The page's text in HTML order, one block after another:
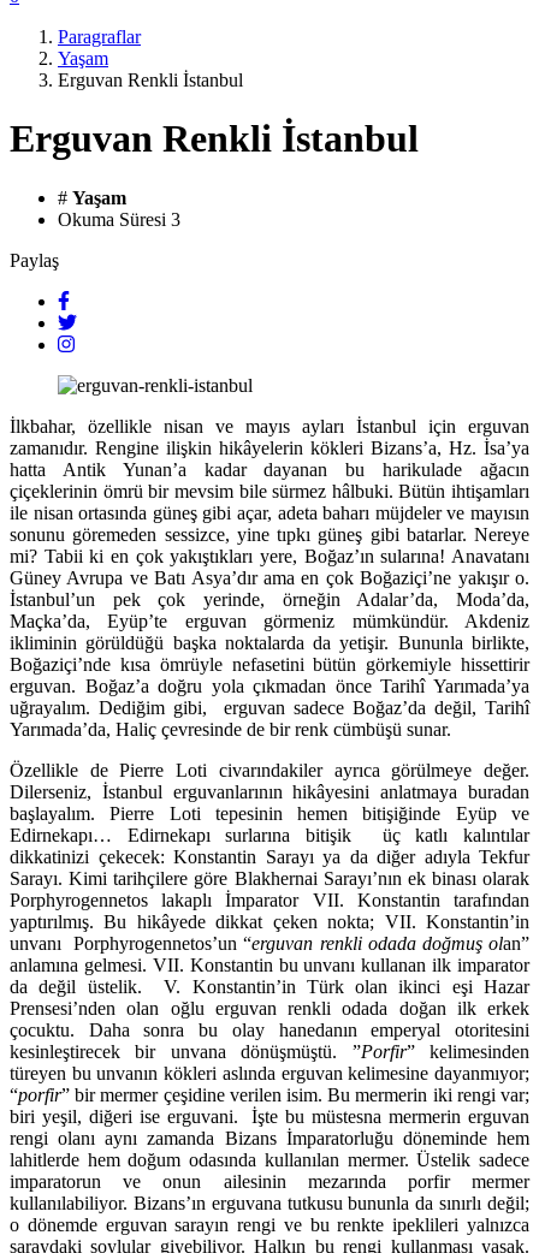
Paragraflar
Yaşam
Erguvan Renkli İstanbul
Erguvan Renkli İstanbul
# Yaşam
Okuma Süresi 3
Paylaş
İlkbahar, özellikle nisan ve mayıs ayları İstanbul için erguvan
zamanıdır. Rengine ilişkin hikâyelerin kökleri Bizans’a, Hz. İsa’ya
hatta Antik Yunan’a kadar dayanan bu harikulade ağacın
çiçeklerinin ömrü bir mevsim bile sürmez hâlbuki. Bütün ihtişamları
ile nisan ortasında güneş gibi açar, adeta baharı müjdeler ve mayısın
sonunu göremeden sessizce, yine tıpkı güneş gibi batarlar. Nereye
mi? Tabii ki en çok yakıştıkları yere, Boğaz’ın sularına! Anavatanı
Güney Avrupa ve Batı Asya’dır ama en çok Boğaziçi’ne yakışır o.
İstanbul’un pek çok yerinde, örneğin Adalar’da, Moda’da,
Maçka’da, Eyüp’te erguvan görmeniz mümkündür. Akdeniz
ikliminin görüldüğü başka noktalarda da yetişir. Bununla birlikte,
Boğaziçi’nde kısa ömrüyle nefasetini bütün görkemiyle hissettirir
erguvan. Boğaz’a doğru yola çıkmadan önce Tarihî Yarımada’ya
uğrayalım. Dediğim gibi, erguvan sadece Boğaz’da değil, Tarihî
Yarımada’da, Haliç çevresinde de bir renk cümbüşü sunar.
Özellikle de Pierre Loti civarındakiler ayrıca görülmeye değer.
Dilerseniz, İstanbul erguvanlarının hikâyesini anlatmaya buradan
başlayalım. Pierre Loti tepesinin hemen bitişiğinde Eyüp ve
Edirnekapı… Edirnekapı surlarına bitişik üç katlı kalıntılar
dikkatinizi çekecek: Konstantin Sarayı ya da diğer adıyla Tekfur
Sarayı. Kimi tarihçilere göre Blakhernai Sarayı’nın ek binası olarak
Porphyrogennetos lakaplı İmparator VII. Konstantin tarafından
yaptırılmış. Bu hikâyede dikkat çeken nokta; VII. Konstantin’in
unvanı Porphyrogennetos’un “erguvan renkli odada doğmuş olan”
anlamına gelmesi. VII. Konstantin bu unvanı kullanan ilk imparator
da değil üstelik. V. Konstantin’in Türk olan ikinci eşi Hazar
Prensesi’nden olan oğlu erguvan renkli odada doğan ilk erkek
çocuktu. Daha sonra bu olay hanedanın emperyal otoritesini
kesinleştirecek bir unvana dönüşmüştü. ”Porfir” kelimesinden
türeyen bu unvanın kökleri aslında erguvan kelimesine dayanmıyor;
“porfir” bir mermer çeşidine verilen isim. Bu mermerin iki rengi var;
biri yeşil, diğeri ise erguvani. İşte bu müstesna mermerin erguvan
rengi olanı aynı zamanda Bizans İmparatorluğu döneminde hem
lahitlerde hem doğum odasında kullanılan mermer. Üstelik sadece
imparatorun ve onun ailesinin mezarında porfir mermer
kullanılabiliyor. Bizans’ın erguvana tutkusu bununla da sınırlı değil;
o dönemde erguvan sarayın rengi ve bu renkte ipeklileri yalnızca
saraydaki soylular giyebiliyor. Halkın bu rengi kullanması yasak.